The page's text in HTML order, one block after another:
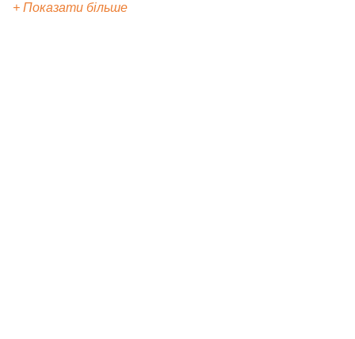
+ Показати більше